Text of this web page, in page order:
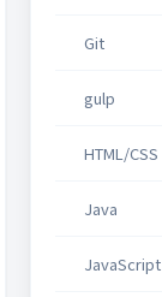
Git
gulp
HTML/CSS
Java
JavaScript